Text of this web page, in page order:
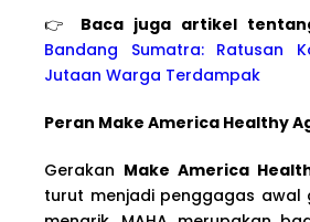
👉 Baca juga artikel
Bandang Sumatra: Ratusan
Jutaan Warga Terdampak
Peran Make America Healthy
Gerakan Make America
turut menjadi penggagas awal